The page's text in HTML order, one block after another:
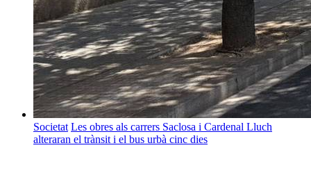
Societat Les obres als carrers Saclosa i Cardenal Lluch
alteraran el trànsit i el bus urbà cinc dies